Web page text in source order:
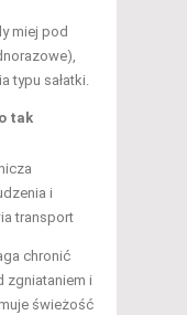
miej pod
typu sałatki.
tak
i
transport
chronić
zgniataniem i
świeżość